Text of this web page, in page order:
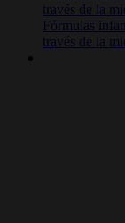
Fórmulas
través de la